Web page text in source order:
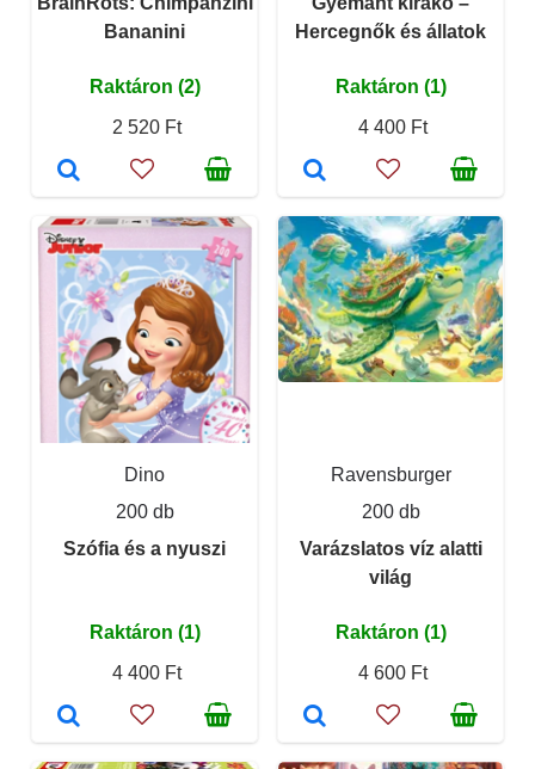
Bananini
Raktáron (2)
2 520 Ft
Hercegnők és állatok
Raktáron (1)
4 400 Ft
Dino
200 db
Szófia és a nyuszi
Raktáron (1)
4 400 Ft
Ravensburger
200 db
Varázslatos víz alatti
világ
Raktáron (1)
4 600 Ft